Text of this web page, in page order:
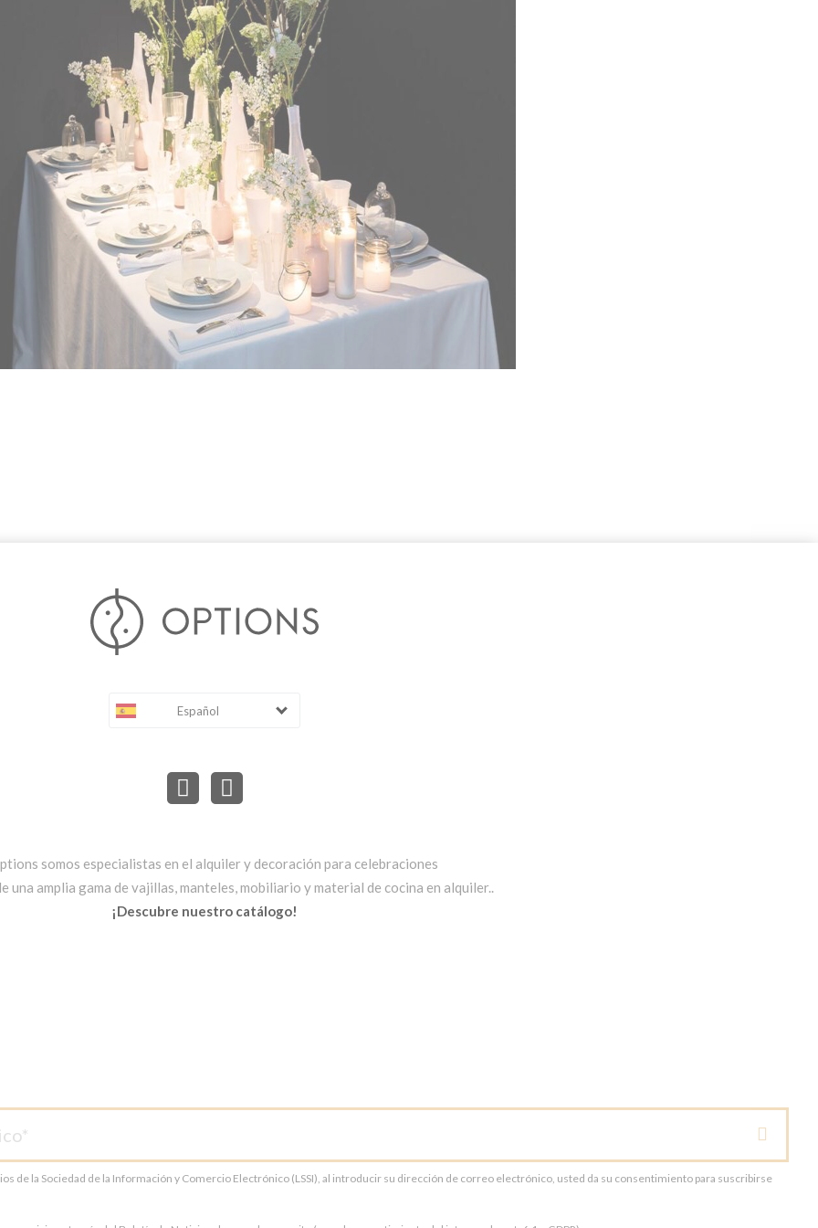
Español
somos especialistas en el alquiler y decoración para celebraciones
una amplia gama de vajillas, manteles, mobiliario y material de cocina en alquiler..
¡Descubre nuestro catálogo!
de la Sociedad de la Información y Comercio Electrónico (LSSI), al introducir su dirección de correo electrónico, usted da su consentimiento para suscribirse